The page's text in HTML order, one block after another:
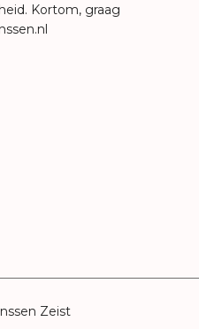
Kortom, graag
Zeist